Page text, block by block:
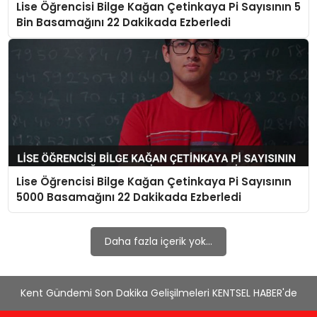
KÜLTÜR & SANAT
Lise Öğrencisi Bilge Kağan Çetinkaya Pi Sayısının 5
Bin Basamağını 22 Dakikada Ezberledi
Lise Öğrencisi Bilge Kağan Çetinkaya Pi Sayısının
5000 Basamağını 22 Dakikada Ezberledi
Daha fazla içerik yok...
Kent Gündemi Son Dakika Gelişilmeleri KENTSEL HABER'de